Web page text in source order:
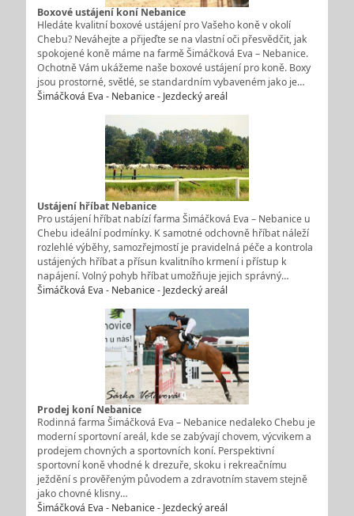
Boxové ustájení koní Nebanice
Hledáte kvalitní boxové ustájení pro Vašeho koně v okolí
Chebu? Neváhejte a přijeďte se na vlastní oči přesvědčit, jak
spokojené koně máme na farmě Šimáčková Eva – Nebanice.
Ochotně Vám ukážeme naše boxové ustájení pro koně. Boxy
jsou prostorné, světlé, se standardním vybaveném jako je…
Šimáčková Eva - Nebanice - Jezdecký areál
Ustájení hříbat Nebanice
Pro ustájení hříbat nabízí farma Šimáčková Eva – Nebanice u
Chebu ideální podmínky. K samotné odchovně hříbat náleží
rozlehlé výběhy, samozřejmostí je pravidelná péče a kontrola
ustájených hříbat a přísun kvalitního krmení i přístup k
napájení. Volný pohyb hříbat umožňuje jejich správný…
Šimáčková Eva - Nebanice - Jezdecký areál
Prodej koní Nebanice
Rodinná farma Šimáčková Eva – Nebanice nedaleko Chebu je
moderní sportovní areál, kde se zabývají chovem, výcvikem a
prodejem chovných a sportovních koní. Perspektivní
sportovní koně vhodné k drezuře, skoku i rekreačnímu
ježdění s prověřeným původem a zdravotním stavem stejně
jako chovné klisny…
Šimáčková Eva - Nebanice - Jezdecký areál